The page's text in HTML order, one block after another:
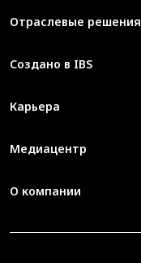
Отраслевые решения
Создано в IBS
Карьера
Медиацентр
О компании